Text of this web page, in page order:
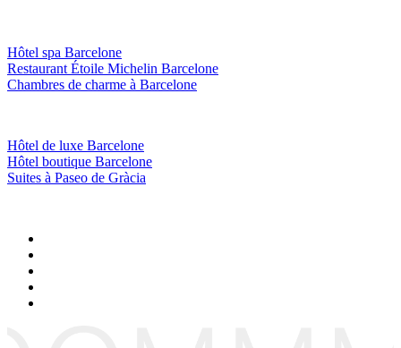
Hôtel spa Barcelone
Restaurant Étoile Michelin Barcelone
Chambres de charme à Barcelone
Hôtel de luxe Barcelone
Hôtel boutique Barcelone
Suites à Paseo de Gràcia